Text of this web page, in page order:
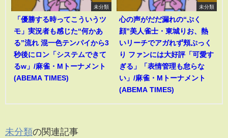
未分類
「優勝する時ってこういうツ
モ」実況者も感じた“何かあ
る”流れ 混一色テンパイから3
秒後にロン「システムできて
るw」/麻雀・Mトーナメント
(ABEMA TIMES)
未分類
心の声がだだ漏れの“ぷく
顔”美人雀士・東城りお、熱
いリーチでアガれず頬ぷっく
り ファンには大好評「可愛す
ぎる」「表情管理も怠らな
い」/麻雀・Mトーナメント
(ABEMA TIMES)
未分類の関連記事